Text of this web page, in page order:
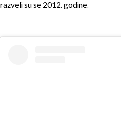
razveli su se 2012. godine.